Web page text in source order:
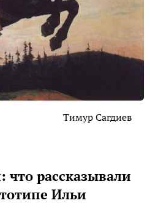
Тимур Сагдиев
что рассказывали
Ильи